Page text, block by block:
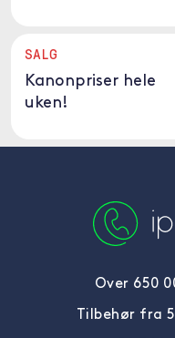
SALG
Kanonpriser hele
uken!
Over 650
Tilbehør fra